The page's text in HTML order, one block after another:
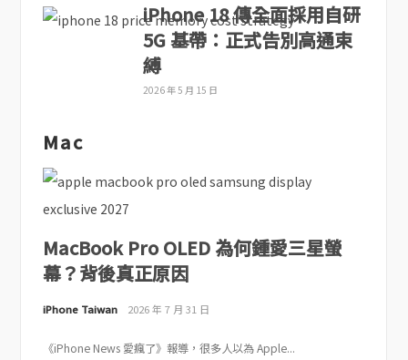
iPhone 18 傳全面採用自研
5G 基帶：正式告別高通束
縛
2026 年 5 月 15 日
Mac
MacBook Pro OLED 為何鍾愛三星螢
幕？背後真正原因
iPhone Taiwan 2026 年 7 月 31 日
《iPhone News 愛瘋了》報導，很多人以為 Apple...